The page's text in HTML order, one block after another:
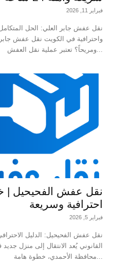
فبراير 11, 2026
نقل عفش جابر العلي: الحل
واحترافية في الكويت نقل عفش جابر
ومريحاً؟ تعتبر عملية نقل العفش...
نقل عفش الفحيحيل |
احترافية وسريعة
فبراير 5, 2026
نقل عفش الفحيحيل: الدليل
القانوني يُعد الانتقال إلى منزل
محافظة الأحمدي، خطوة هامة...